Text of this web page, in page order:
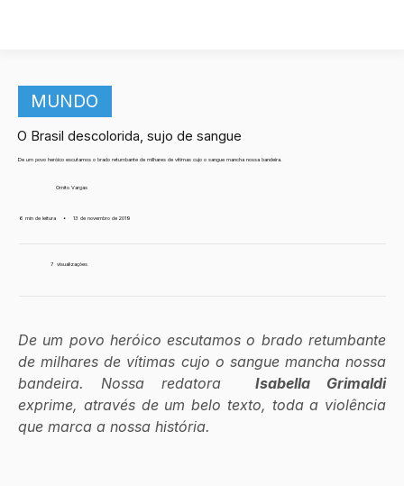
MUNDO
O Brasil descolorida, sujo de sangue
De um povo heróico escutamos o brado retumbante de milhares de vítimas cujo o sangue mancha nossa bandeira.
Ornito Vargas
6 min de leitura • 13 de novembro de 2019
7 visualizações
De um povo heróico escutamos o brado retumbante
de milhares de vítimas cujo o sangue mancha nossa
bandeira. Nossa redatora Isabella Grimaldi
exprime, através de um belo texto, toda a violência
que marca a nossa história.